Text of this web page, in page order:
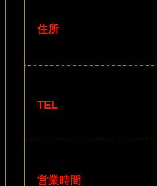
住所
TEL
営業時間